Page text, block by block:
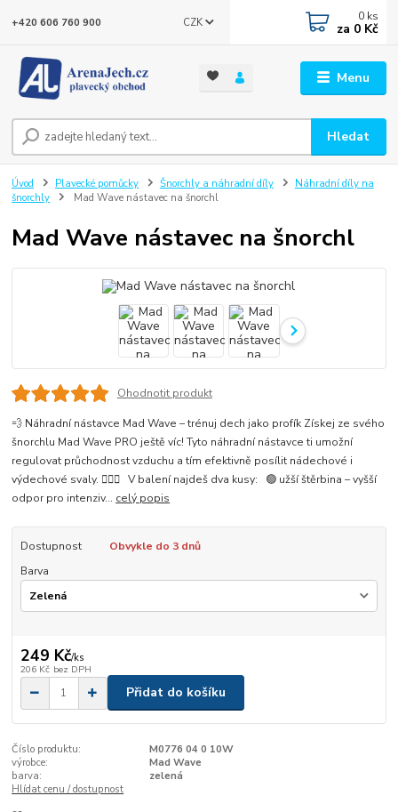
Menu
CZK
Hledat
+420 606 760 900 0 ks
za 0 Kč
Úvod Plavecké pomůcky Šnorchly a náhradní díly
Náhradní díly na
šnorchly
Mad Wave nástavec na šnorchl
Mad Wave nástavec na šnorchl
Ohodnotit produkt
💨 Náhradní nástavce Mad Wave – trénuj dech jako profík Získej ze svého
šnorchlu Mad Wave PRO ještě víc! Tyto náhradní nástavce ti umožní
regulovat průchodnost vzduchu a tím efektivně posílit nádechové i
výdechové svaly. 🏊‍♂️💪 V balení najdeš dva kusy: 🟢 užší štěrbina – vyšší
odpor pro intenziv... celý popis
Dostupnost
Obvykle do 3 dnů
Barva
249 Kč/ks
206 Kč bez DPH
Přidat do košíku
Číslo produktu:
M0776 04 0 10W
výrobce:
Mad Wave
barva:
zelená
Hlídat cenu / dostupnost